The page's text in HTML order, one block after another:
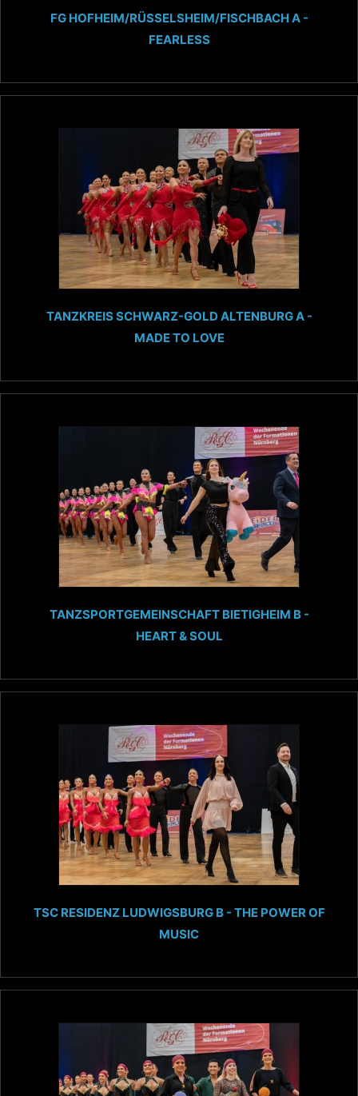
FG HOFHEIM/RÜSSELSHEIM/FISCHBACH A -
FEARLESS
TANZKREIS SCHWARZ-GOLD ALTENBURG A -
MADE TO LOVE
TANZSPORTGEMEINSCHAFT BIETIGHEIM B -
HEART & SOUL
TSC RESIDENZ LUDWIGSBURG B - THE POWER OF
MUSIC